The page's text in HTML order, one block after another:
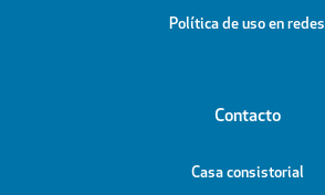
Política de uso en redes
Contacto
Casa consistorial